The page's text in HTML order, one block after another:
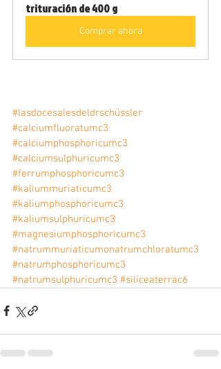
trituración de 400 g
Comprar ahora
#lasdocesalesdeldrschüssler
#calciumfluoratumc3
#calciumphosphoricumc3
#calciumsulphuricumc3
#ferrumphosphoricumc3
#kaliummuriaticumc3
#kaliumphosphoricumc3
#kaliumsulphuricumc3
#magnesiumphosphoricumc3
#natrummuriaticumonatrumchloratumc3
#natrumphosphoricumc3
#natrumsulphuricumc3 #siliceaterrac6